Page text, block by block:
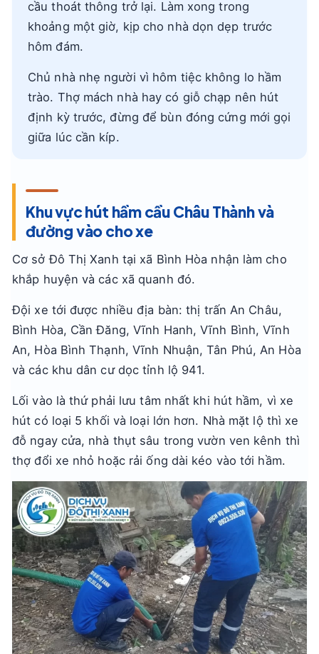
cầu thoát thông trở lại. Làm xong trong
khoảng một giờ, kịp cho nhà dọn dẹp trước
hôm đám.
Chủ nhà nhẹ người vì hôm tiệc không lo hầm
trào. Thợ mách nhà hay có giỗ chạp nên hút
định kỳ trước, đừng để bùn đóng cứng mới gọi
giữa lúc cần kíp.
Khu vực hút hầm cầu Châu Thành và
đường vào cho xe
Cơ sở Đô Thị Xanh tại xã Bình Hòa nhận làm cho
khắp huyện và các xã quanh đó.
Đội xe tới được nhiều địa bàn: thị trấn An Châu,
Bình Hòa, Cần Đăng, Vĩnh Hanh, Vĩnh Bình, Vĩnh
An, Hòa Bình Thạnh, Vĩnh Nhuận, Tân Phú, An Hòa
và các khu dân cư dọc tỉnh lộ 941.
Lối vào là thứ phải lưu tâm nhất khi hút hầm, vì xe
hút có loại 5 khối và loại lớn hơn. Nhà mặt lộ thì xe
đỗ ngay cửa, nhà thụt sâu trong vườn ven kênh thì
thợ đổi xe nhỏ hoặc rải ống dài kéo vào tới hầm.